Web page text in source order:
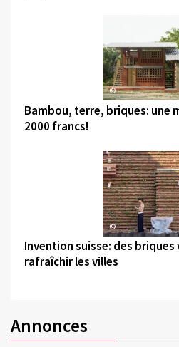
©
Bambou, terre, briques: une
2000 francs!
©
Invention suisse: des
rafraîchir les villes
Annonces